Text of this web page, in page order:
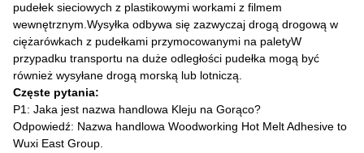
pudełek sieciowych z plastikowymi workami z filmem
wewnętrznym.Wysyłka odbywa się zazwyczaj drogą drogową w
ciężarówkach z pudełkami przymocowanymi na paletyW
przypadku transportu na duże odległości pudełka mogą być
również wysyłane drogą morską lub lotniczą.
Częste pytania:
P1: Jaka jest nazwa handlowa Kleju na Gorąco?
Odpowiedź: Nazwa handlowa Woodworking Hot Melt Adhesive to
Wuxi East Group.